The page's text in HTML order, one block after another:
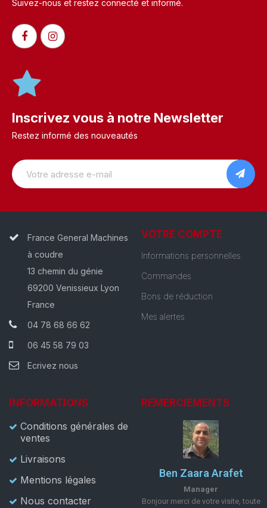
Suivez-nous et restez connecté et informé.​
Inscrivez vous à notre Newsletter
Restez informé des nouveautés
France General Machines
à coudre
13 chemin du génie
69200 Venissieux Lyon
France
04 78 68 66 62
06 45 58 79 03
Ecrivez nous
VOTRE COMPTE
Informations personnelles
Commandes
Bons de réduction
Mes alertes
INFORMATIONS
Conditions générales de
ventes
Livraisons
Mentions légales
Nous contacter
REMERCIEMENTS
Ben Zaara Arafet
Manager
Bonjour merci de votre visite, toute